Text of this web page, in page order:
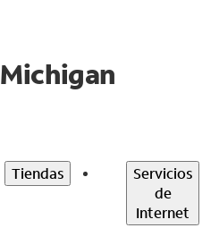
Michigan
Tiendas
Servicios
de
Internet